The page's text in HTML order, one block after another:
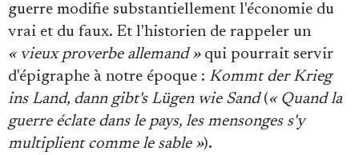
guerre modifie substantiellement l'économie du
vrai et du faux. Et l'historien de rappeler un
« vieux proverbe allemand »qui pourrait servir
d'épigraphe à notre époque : Kommt der Krieg
ins Land, dann gibt's Lügen wie Sand(« Quand la
guerre éclate dans le pays, les mensonges s'y
multiplient comme le sable »).